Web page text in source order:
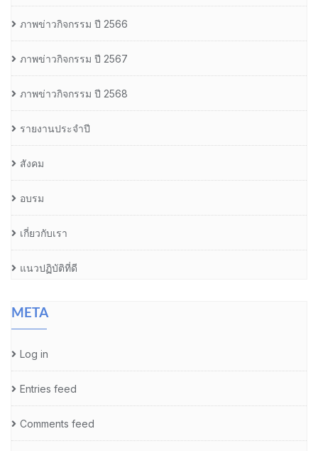
ภาพข่าวกิจกรรม ปี 2566
ภาพข่าวกิจกรรม ปี 2567
ภาพข่าวกิจกรรม ปี 2568
รายงานประจำปี
สังคม
อบรม
เกี่ยวกับเรา
แนวปฏิบัติที่ดี
META
Log in
Entries feed
Comments feed